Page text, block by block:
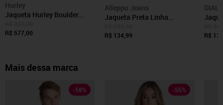
Hurley
Jaqueta Hurley Boulder
Azul Marinho
R$ 577,00
Alleppo Jeans
Jaqueta Preta Linha
Alleppo Jeans Taiwan
R$ 134,99
R$
Mais dessa marca
-58% -55%